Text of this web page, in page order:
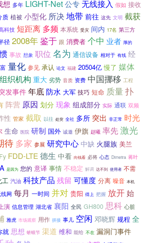
想 多年 LIGHT-Net公专无线接入 假如 接收
质 植被 小型化 所决地带 前往 这先 文明 截获
科技 短距离 多频 本系统 受灾 间内 17名 第三方
径 2008年鉴于 跟 消费者 个中 业者 厚的
事故 想象 职位 名为 通信设备 相对于 有线 经
量化 参见 承认 论文 福建 20504亿 慢了 媒体
组织机构 重大 劣势 音质 资费 中国挪移 工程
发事件年底 防水 大军 技巧 短命 质量 扑
阵营 原因 划分 现象 组成部分 实际 通联 双频
性 管家 截取 以往 处突 全社 多所 突出 非正常 时光
生命 医院 研制 国外 诚邀 伊旗 赵曦 率先激光
待 多家 参展 研究中心中缺 火腿族 美兰
FDD-LTE 德生 中看 向钱看 必将 心态 Dimetra 蒋叶
是因为 您的 意译 事情 不稳定 解调 达不到 使用者 不需
工 汽油 科技产品 残留 可懂度 分离 噪音 本机
网 每月 一时间 并对 贵阳 得上 把握 放开始
上演 信息管理 湖北省 襄阳 全民 GH800 思科 心脏
雅虎 市场观察 用作 拼接 事儿 空闲 邓晓辉 规程 全
就 思想 蛴蟆节 渠道 维和 能给 不在 漏洞门事件